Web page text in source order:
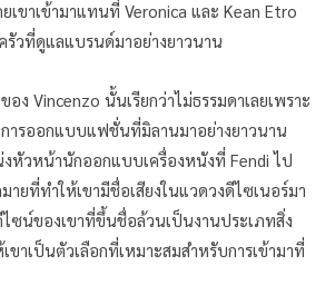
เขาเข้ามาแทนที่ Veronica และ Kean Etro
รัวที่ดูแลแบรนด์มาอย่างยาวนาน
ง Vincenzo นั้นเรียกว่าไม่ธรรมดาเลยเพราะ
การออกแบบแฟชั่นที่มิลานมาอย่างยาวนาน
งหัวหน้านักออกแบบเครื่องหนังที่ Fendi ไป
ายที่ทำให้เขามีชื่อเสียงในแวดวงดีไซเนอร์มา
น์ของเขาที่ขึ้นชื่อล้วนเป็นงานประเภทสิ่ง
าเป็นตัวเลือกที่เหมาะสมสำหรับการเข้ามาที่